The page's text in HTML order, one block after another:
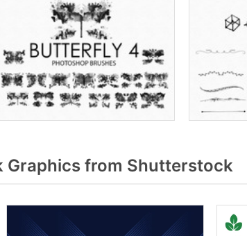
Graphics from Shutterstock